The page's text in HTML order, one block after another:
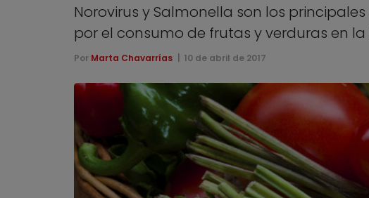
Norovirus y Salmonella son los
por el consumo de frutas y verduras en la
Por Marta Chavarrías 10 de abril de 2017